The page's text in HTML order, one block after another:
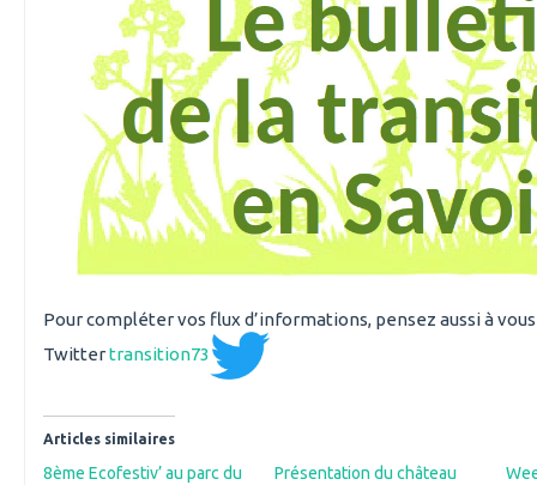
Pour compléter vos flux d’informations, pensez aussi à
Twittertransition73
Articles similaires
8ème Ecofestiv’ au parc du
Présentation du château